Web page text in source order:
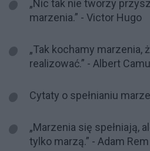
„Nic tak nie tworzy
marzenia.” - Victor Hugo
„Tak kochamy marzenia,
realizować.” - Albert
Cytaty o spełnianiu
„Marzenia się spełniają,
tylko marzą.” - Adam Rem